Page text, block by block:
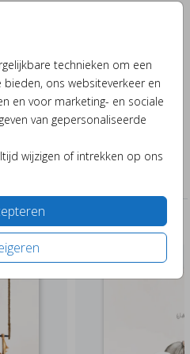
technieken om een
ons websiteverkeer en
en voor marketing- en sociale
van gepersonaliseerde
wijzigen of intrekken op ons
Maak van dit geboortekaartje
kleuren en